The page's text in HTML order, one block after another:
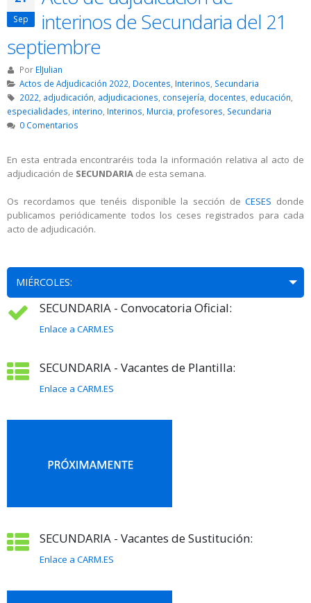
Sep
interinos de Secundaria del 21
septiembre
Por ElJulian
Actos de Adjudicación 2022 Docentes Interinos Secundaria
2022, adjudicación, adjudicaciones, consejería, docentes, educación,
especialidades, interino, Interinos, Murcia, profesores, Secundaria
0 Comentarios
En esta entrada encontraréis toda la información relativa al acto de
adjudicación de SECUNDARIA de esta semana.
Os recordamos que tenéis disponible la sección deCESES donde
publicamos periódicamente todos los ceses registrados para cada
acto de adjudicación.
MIÉRCOLES:
SECUNDARIA - Convocatoria Oficial:
Enlace a CARM.ES
SECUNDARIA - Vacantes de Plantilla:
Enlace a CARM.ES
SECUNDARIA - Vacantes de Sustitución:
Enlace a CARM.ES